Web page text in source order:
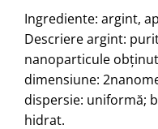
Ingrediente: argint,
Descriere argint:
nanoparticule
dimensiune:
dispersie: uniformă;
hidrat.